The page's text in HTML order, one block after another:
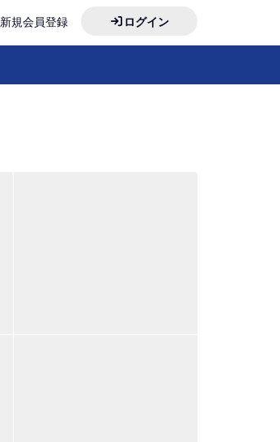
新規会員登録 ログイン